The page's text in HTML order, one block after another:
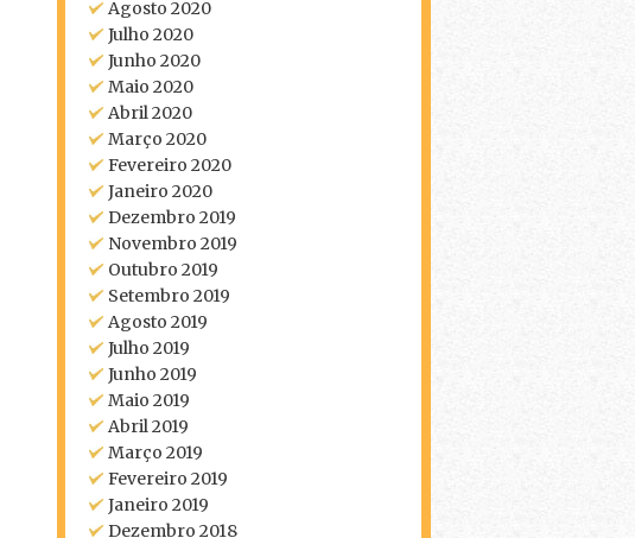
Agosto 2020
Julho 2020
Junho 2020
Maio 2020
Abril 2020
Março 2020
Fevereiro 2020
Janeiro 2020
Dezembro 2019
Novembro 2019
Outubro 2019
Setembro 2019
Agosto 2019
Julho 2019
Junho 2019
Maio 2019
Abril 2019
Março 2019
Fevereiro 2019
Janeiro 2019
Dezembro 2018